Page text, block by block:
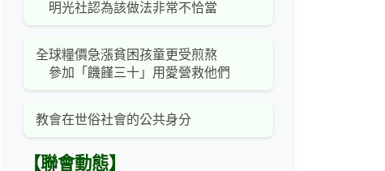
明光社認為該做法非常不恰當
全球糧價急漲貧困孩童更受煎熬
參加「饑饉三十」用愛營救他們
教會在世俗社會的公共身分
【聯會動態】